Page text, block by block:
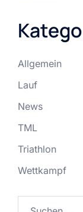
Allgemein
Lauf
News
TML
Triathlon
Wettkampf